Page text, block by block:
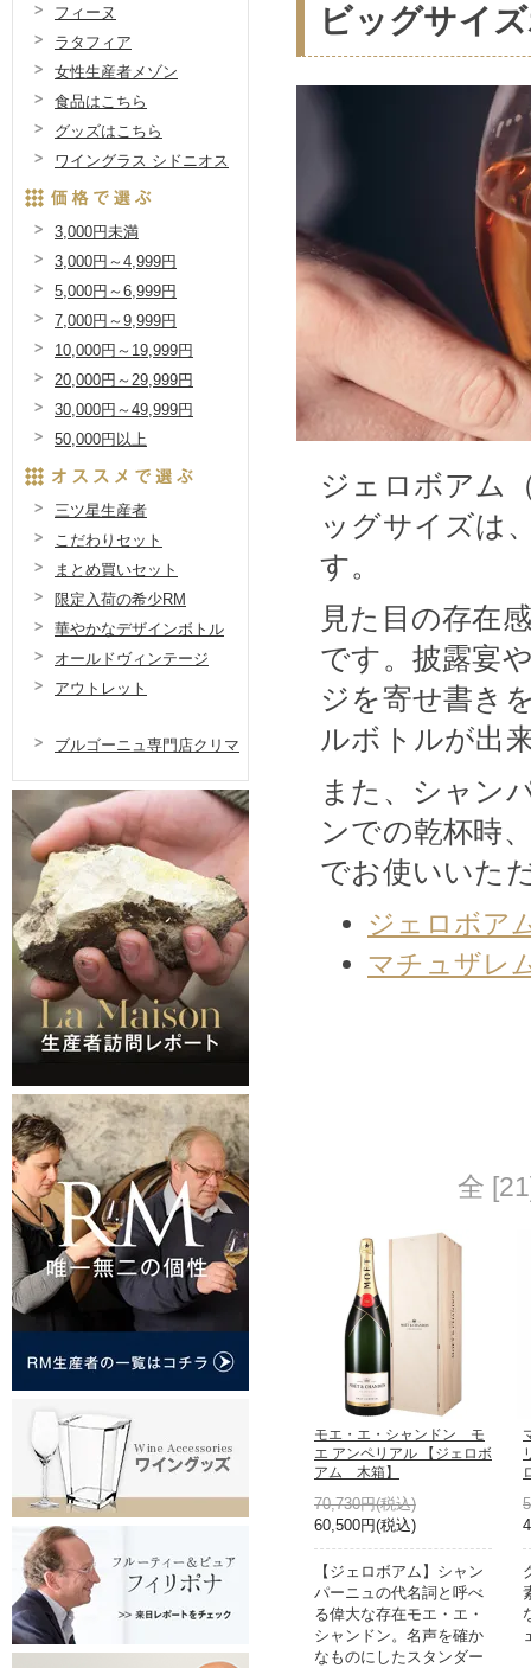
ビッグサイ
ジェロボアム
ッグサイズは
す。
見た目の存在
です。披露宴
ジを寄せ書き
ルボトルが出
また、シャン
ンでの乾杯時
でお使いいた
ジェロボア
マチュザレ
全
モエ・エ・シャンドン モ
エ アンペリアル 【ジェロボ
アム 木箱】
70,730円(税込)
60,500円(税込)
【ジェロボアム】シャン
パーニュの代名詞と呼べ
る偉大な存在モエ・エ・
シャンドン。名声を確か
なものにしたスタンダー
フィーヌ
ラタフィア
女性生産者メゾン
食品はこちら
グッズはこちら
ワイングラス シドニオス
3,000円未満
3,000円～4,999円
5,000円～6,999円
7,000円～9,999円
10,000円～19,999円
20,000円～29,999円
30,000円～49,999円
50,000円以上
三ツ星生産者
こだわりセット
まとめ買いセット
限定入荷の希少RM
華やかなデザインボトル
オールドヴィンテージ
アウトレット
ブルゴーニュ専門店クリマ